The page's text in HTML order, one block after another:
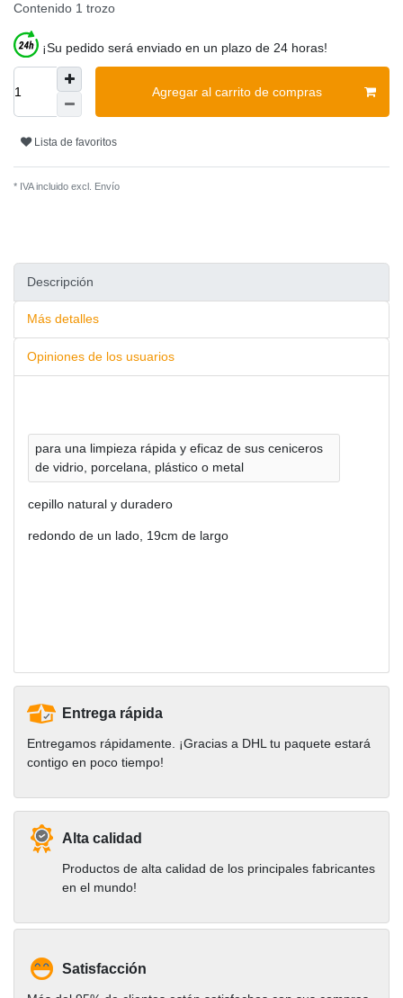
Contenido 1 trozo
¡Su pedido será enviado en un plazo de 24 horas!
Agregar al carrito de compras
Lista de favoritos
* IVA incluido excl. Envío
Descripción
Más detalles
Opiniones de los usuarios
para una limpieza rápida y eficaz de sus ceniceros
de vidrio, porcelana, plástico o metal
cepillo natural y duradero
redondo de un lado, 19cm de largo
Entrega rápida
Entregamos rápidamente. ¡Gracias a DHL tu paquete estará
contigo en poco tiempo!
Alta calidad
Productos de alta calidad de los principales fabricantes
en el mundo!
Satisfacción